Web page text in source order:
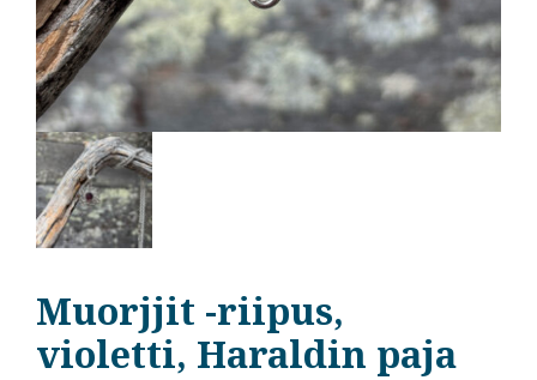
Muorjjit -riipus,
violetti, Haraldin paja